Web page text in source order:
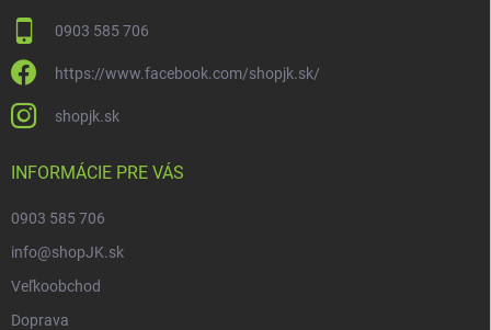
0903 585 706
https://www.facebook.com/shopjk.sk/
shopjk.sk
INFORMÁCIE PRE VÁS
0903 585 706
info@shopJK.sk
Veľkoobchod
Doprava